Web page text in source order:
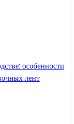
особенности
лент